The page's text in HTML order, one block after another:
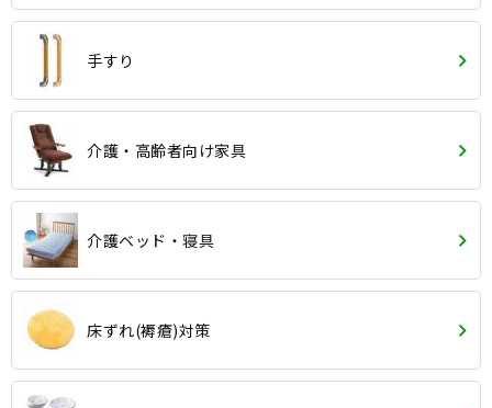
手すり
介護・高齢者向け家具
介護ベッド・寝具
床ずれ(褥瘡)対策